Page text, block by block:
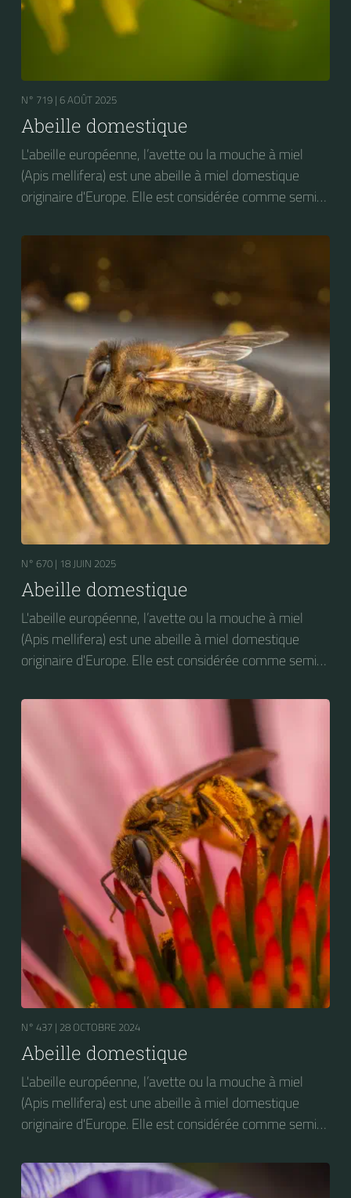
N° 719 | 6 AOÛT 2025
Abeille domestique
L'abeille européenne, l’avette ou la mouche à miel
(Apis mellifera) est une abeille à miel domestique
originaire d'Europe. Elle est considérée comme semi-
échelle pour produire du miel.
N° 670 | 18 JUIN 2025
Abeille domestique
L'abeille européenne, l’avette ou la mouche à miel
(Apis mellifera) est une abeille à miel domestique
originaire d'Europe. Elle est considérée comme semi-
échelle pour produire du miel.
N° 437 | 28 OCTOBRE 2024
Abeille domestique
L'abeille européenne, l’avette ou la mouche à miel
(Apis mellifera) est une abeille à miel domestique
originaire d'Europe. Elle est considérée comme semi-
échelle pour produire du miel.